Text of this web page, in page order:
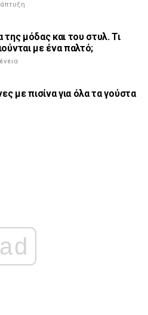
μόδας και του στυλ. Τι
με ένα παλτό;
με πισίνα για όλα τα γούστα
ad